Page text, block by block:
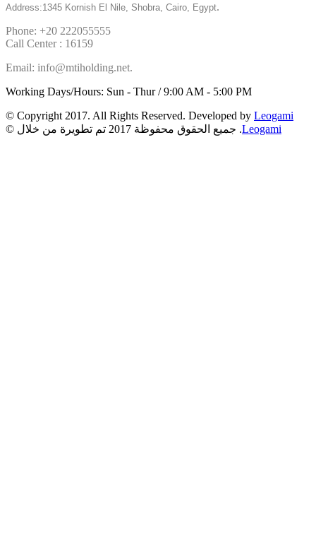
Address:1345 Kornish El Nile, Shobra, Cairo, Egypt.
Phone: +20 222055555
Call Center : 16159
Email: info@mtiholding.net.
Working Days/Hours: Sun - Thur / 9:00 AM - 5:00 PM
© Copyright 2017. All Rights Reserved. Developed by Leogami
© جميع الحقوق محفوظة 2017 تم تطويرة من خلال .Leogami